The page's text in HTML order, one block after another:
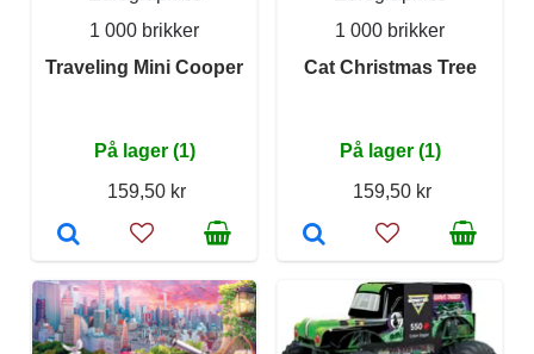
1 000 brikker
Traveling Mini Cooper
På lager (1)
159,50 kr
1 000 brikker
Cat Christmas Tree
På lager (1)
159,50 kr